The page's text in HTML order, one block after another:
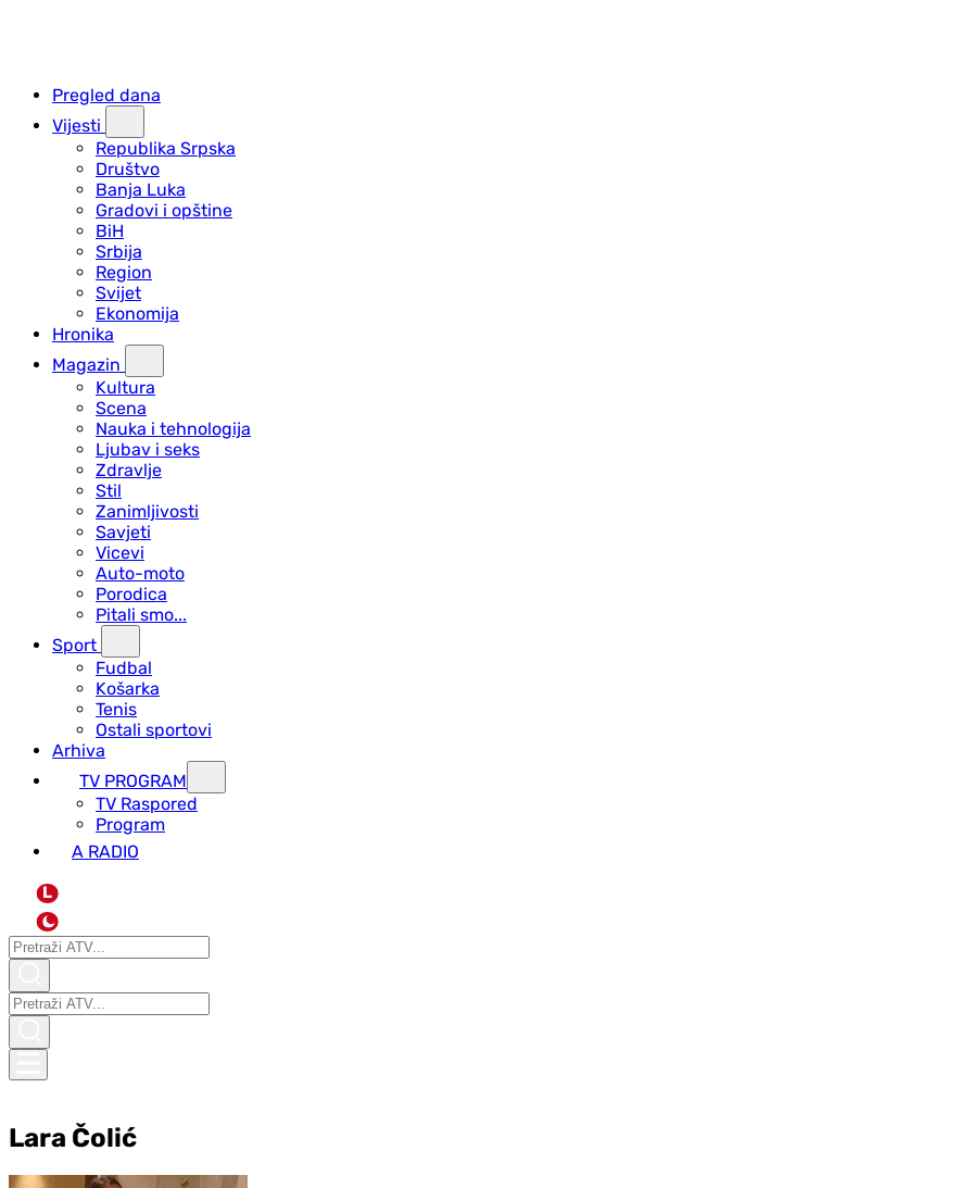
Pregled dana
Vijesti
Republika Srpska
Društvo
Banja Luka
Gradovi i opštine
BiH
Srbija
Region
Svijet
Ekonomija
Hronika
Magazin
Kultura
Scena
Nauka i tehnologija
Ljubav i seks
Zdravlje
Stil
Zanimljivosti
Savjeti
Vicevi
Auto-moto
Porodica
Pitali smo...
Sport
Fudbal
Košarka
Tenis
Ostali sportovi
Arhiva
TV PROGRAM
ТV Raspored
Program
A RADIO
L
Lara Čolić